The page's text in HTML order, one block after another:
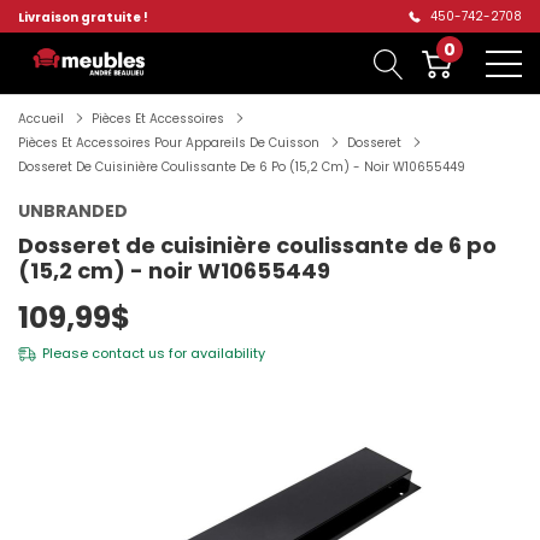
Livraison gratuite ! 450-742-2708
0
Accueil
Pièces Et Accessoires
Pièces Et Accessoires Pour Appareils De Cuisson
Dosseret
Dosseret De Cuisinière Coulissante De 6 Po (15,2 Cm) - Noir W10655449
UNBRANDED
Dosseret de cuisinière coulissante de 6 po
(15,2 cm) - noir W10655449
109,99$
Please contact us for availability